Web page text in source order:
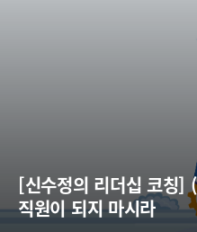
[신수정의 리더십 코칭]
직원이 되지 마시라